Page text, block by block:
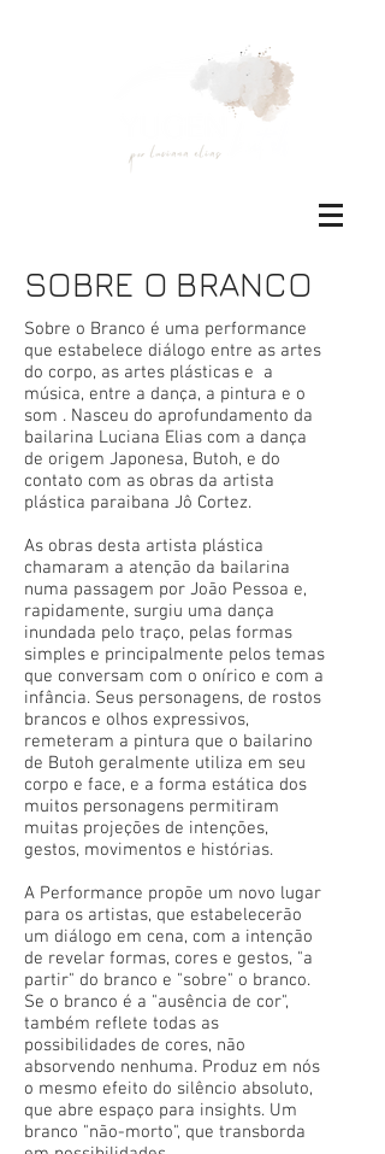
SOBRE O BRANCO
Sobre o Branco é uma performance
que estabelece diálogo entre as artes
do corpo, as artes plásticas e a
música, entre a dança, a pintura e o
som . Nasceu do aprofundamento da
bailarina Luciana Elias com a dança
de origem Japonesa, Butoh, e do
contato com as obras da artista
plástica paraibana Jô Cortez.
As obras desta artista plástica
chamaram a atenção da bailarina
numa passagem por João Pessoa e,
rapidamente, surgiu uma dança
inundada pelo traço, pelas formas
simples e principalmente pelos temas
que conversam com o onírico e com a
infância. Seus personagens, de rostos
brancos e olhos expressivos,
remeteram a pintura que o bailarino
de Butoh geralmente utiliza em seu
corpo e face, e a forma estática dos
muitos personagens permitiram
muitas projeções de intenções,
gestos, movimentos e histórias.
A Performance propõe um novo lugar
para os artistas, que estabelecerão
um diálogo em cena, com a intenção
de revelar formas, cores e gestos, "a
partir" do branco e "sobre" o branco.
Se o branco é a "ausência de cor",
também reflete todas as
possibilidades de cores, não
absorvendo nenhuma. Produz em nós
o mesmo efeito do silêncio absoluto,
que abre espaço para insights. Um
branco "não-morto", que transborda